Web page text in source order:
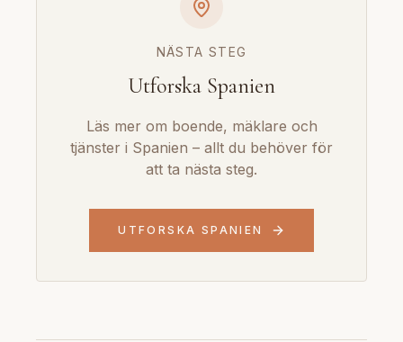
NÄSTA STEG
Utforska Spanien
Läs mer om boende, mäklare och
tjänster i Spanien – allt du behöver för
att ta nästa steg.
UTFORSKA SPANIEN